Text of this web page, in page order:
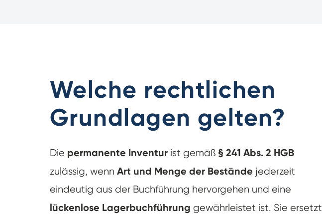
Welche rechtlichen
Grundlagen gelten?
Die permanente Inventur ist gemäß § 241 Abs. 2 HGB
zulässig, wenn Art und Menge der Bestände jederzeit
eindeutig aus der Buchführung hervorgehen und eine
lückenlose Lagerbuchführung gewährleistet ist. Sie ersetzt